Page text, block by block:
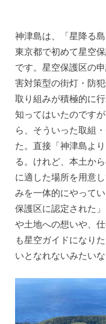
神津島は、「星降る
東京都で初めて星空
です。星空保護区の
害対策型の街灯・防
取り組みが積極的に
知ってはいたのです
ら、そういった取組
た。直接「神津島よ
る。けれど、本土か
に適した場所を用意
みを一体的にやって
保護区に認定された
や土地への想いや、
も星空ガイドになり
いとなれないみたいな